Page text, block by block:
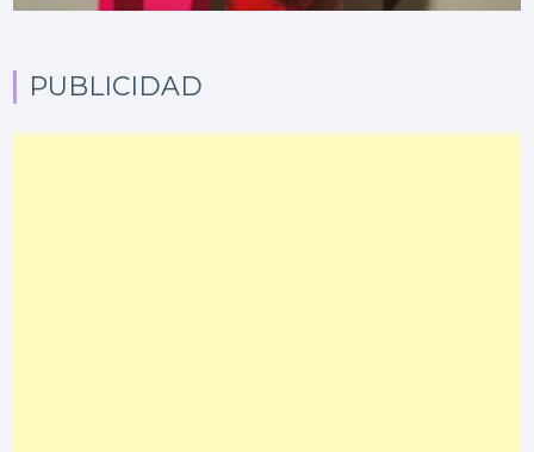
PUBLICIDAD